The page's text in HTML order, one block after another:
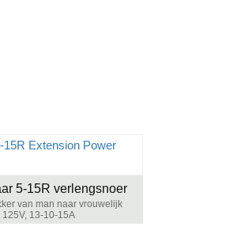
5-15R verlengsnoer
van man naar vrouwelijk
125V, 13-10-15A